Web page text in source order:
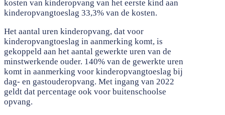
kosten van kinderopvang van het eerste kind aan
kinderopvangtoeslag 33,3% van de kosten.
Het aantal uren kinderopvang, dat voor
kinderopvangtoeslag in aanmerking komt, is
gekoppeld aan het aantal gewerkte uren van de
minstwerkende ouder. 140% van de gewerkte uren
komt in aanmerking voor kinderopvangtoeslag bij
dag- en gastouderopvang. Met ingang van 2022
geldt dat percentage ook voor buitenschoolse
opvang.